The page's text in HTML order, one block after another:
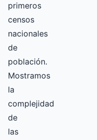
primeros
censos
nacionales
de
población.
Mostramos
la
complejidad
de
las